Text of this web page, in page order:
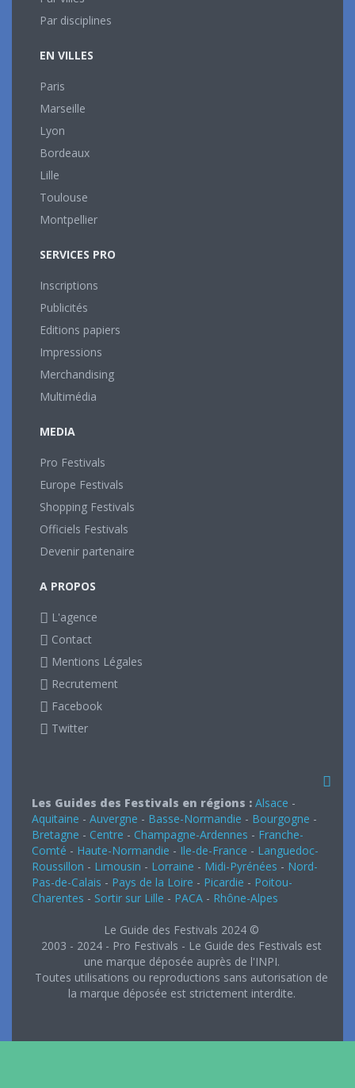
Par disciplines
EN VILLES
Paris
Marseille
Lyon
Bordeaux
Lille
Toulouse
Montpellier
SERVICES PRO
Inscriptions
Publicités
Editions papiers
Impressions
Merchandising
Multimédia
MEDIA
Pro Festivals
Europe Festivals
Shopping Festivals
Officiels Festivals
Devenir partenaire
A PROPOS
L'agence
Contact
Mentions Légales
Recrutement
Facebook
Twitter
Les Guides des Festivals en régions : Alsace -
Aquitaine - Auvergne - Basse-Normandie - Bourgogne -
Bretagne - Centre - Champagne-Ardennes - Franche-
Comté - Haute-Normandie - Ile-de-France - Languedoc-
Roussillon - Limousin - Lorraine - Midi-Pyrénées - Nord-
Pas-de-Calais - Pays de la Loire - Picardie - Poitou-
Charentes - Sortir sur Lille - PACA - Rhône-Alpes
Le Guide des Festivals 2024 ©
2003 - 2024 - Pro Festivals - Le Guide des Festivals est
une marque déposée auprès de l'INPI.
Toutes utilisations ou reproductions sans autorisation de
la marque déposée est strictement interdite.